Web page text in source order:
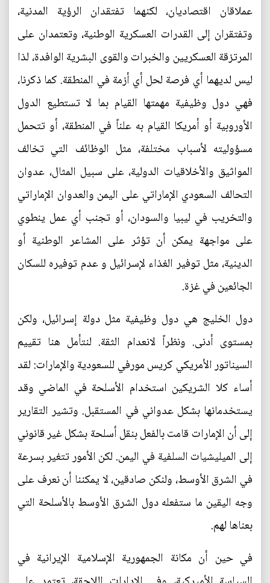
عملاقان اقتصاديان، لكنهما تفتقدان الرؤية المدنية،
وتفتقران إلى القدرات العسكرية الوطنية، وتعتمدان على
المرتزقة العسكريين والخبرات والقوى البشرية الوافدة، لذا
ليس لديهما أي فرصة لحل أي أزمة في المنطقة. كما ذكرنا،
فهي دول وظيفية مهمتها القيام بما لا تستطيع الدول
الأوروبية أو أمريكا القيام به علناً في المنطقة، أو تتحمل
مسؤوليته لأسباب مختلفة، مثل الوظائف التي تخالف
المواثيق والأخلاقيات الدولية، على سبيل المثال، عدوان
التحالف السعودي الإماراتي على اليمن والعدوان الإماراتي
والتخريب في ليبيا والسودان، أو تجنب أي عمل ينطوي
على مواجهة يمكن أن تؤثر على المشاعر الوطنية أو
الدينية، مثل توفير الغذاء لإسرائيل و عدم توفيره للسكان
الجائعين في غزة.
دول الخليج هي دول وظيفية مثل دولة إسرائيل، ولكن
بمستوى أدنى. ونظراً لانعدام الثقة. لنتأمل هنا تقييم
السيناتور الأمريكي كريس مورفي للسعودية والإمارات: لقد
أساء كلا الشريكين استخدام الأسلحة في الماضي وقد
يستخدمانها بشكل عدواني في المستقبل. وتشير التقارير
إلى أن الإمارات قامت بالفعل بنقل أسلحة بشكل غير قانوني
إلى الميليشيات السلفية في اليمن. لكن الأمور تتغير بسرعة
في الشرق الأوسط، ولنكن صادقين، لا يمكننا أن نعرف على
وجه اليقين ما ستفعله دول الشرق الأوسط بالأسلحة التي
بعناها لهم.
في حين أن مكانة الجمهورية الإسلامية الإيرانية في